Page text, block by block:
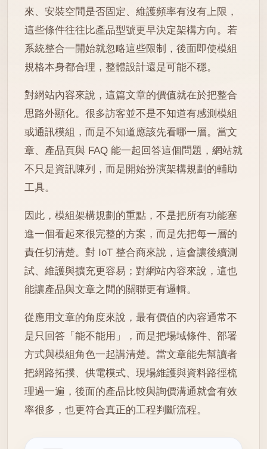
來、安裝空間是否固定、維護頻率有沒有上限，
這些條件往往比產品型號更早決定架構方向。若
系統整合一開始就忽略這些限制，後面即使模組
規格本身都合理，整體設計還是可能不穩。
對網站內容來說，這篇文章的價值就在於把整合
思路外顯化。很多訪客並不是不知道有感測模組
或通訊模組，而是不知道應該先看哪一層。當文
章、產品頁與 FAQ 能一起回答這個問題，網站就
不只是資訊陳列，而是開始扮演架構規劃的輔助
工具。
因此，模組架構規劃的重點，不是把所有功能塞
進一個看起來很完整的方案，而是先把每一層的
責任切清楚。對 IoT 整合商來說，這會讓後續測
試、維護與擴充更容易；對網站內容來說，這也
能讓產品與文章之間的關聯更有邏輯。
從應用文章的角度來說，最有價值的內容通常不
是只回答「能不能用」，而是把場域條件、部署
方式與模組角色一起講清楚。當文章能先幫讀者
把網路拓撲、供電模式、現場維護與資料路徑梳
理過一遍，後面的產品比較與詢價溝通就會有效
率很多，也更符合真正的工程判斷流程。